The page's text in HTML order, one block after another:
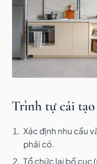
Trình tự cải
Xác định nhu cầu
phải có.
Tổ chức lại bố cục